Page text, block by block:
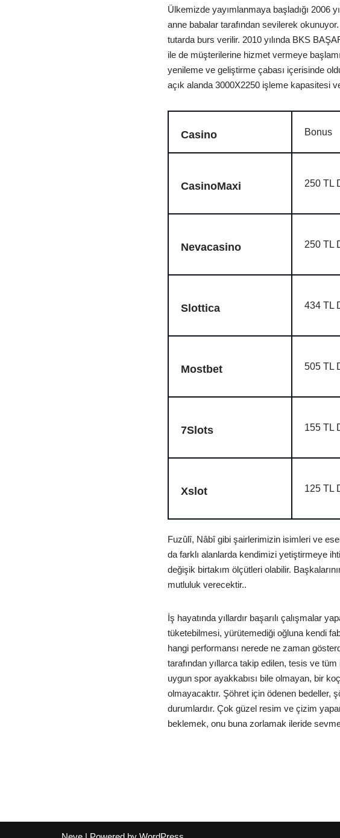
Ülkemizde yayımlanmaya başladığı 2006
anne babalar tarafından sevilerek
tutarda burs verilir. 2010 yılında BKS
ile de müşterilerine hizmet vermeye
yenileme ve geliştirme çabası içerisinde
açık alanda 3000X2250 işleme kapasitesi
Casino Bonus
CasinoMaxi 250 TL
Nevacasino 250 TL
Slottica 434 TL
Mostbet 505 TL
7Slots 155 TL
Xslot 125 TL
Fuzûlî, Nâbî gibi şairlerimizin isimleri ve
da farklı alanlarda kendimizi yetiştirmeye
değişik birtakım ölçütleri olabilir.
mutluluk verecektir..
İş hayatında yıllardır başarılı çalışmalar
tüketebilmesi, yürütemediği oğluna kendi
hangi performansı nerede ne zaman
tarafından yıllarca takip edilen, tesis ve
uygun spor ayakkabısı bile olmayan, bir
olmayacaktır. Şöhret için ödenen bedeller,
durumlardır. Çok güzel resim ve çizim
beklemek, onu buna zorlamak ileride